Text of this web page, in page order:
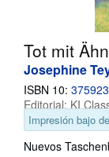
Tot mit
Josephine
ISBN 10:
Editorial: KI
Impresión bajo
Nuevos